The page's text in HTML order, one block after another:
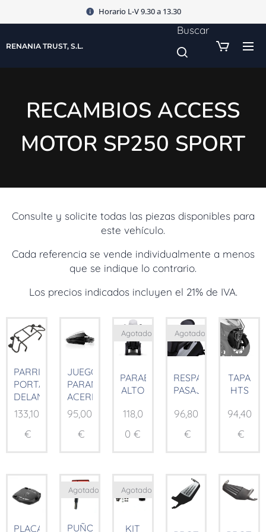
Horario L-V 9.30 a 13.30
RENANIA TRUST, S.L.
Buscar
RECAMBIOS ACCESS
MOTOR SP250 SPORT
Consulte y solicite todas las piezas disponibles para
este vehículo.
Cada referencia se vende individualmente a menos
que se indique lo contrario.
Los precios indicados incluyen el 21% de IVA.
PARRILLA
PORTABULTOS
DELANTERA
133,10
€
JUEGO
PARAMANOS
ACERBIS
95,00
€
PARABRISAS
ALTO
Agotado
118,0
0 €
RESPALDO
PASAJERO
Agotado
96,80
€
TAPA
HTS
94,40
€
PLACA
PUÑO
Agotado
KIT
Agotado